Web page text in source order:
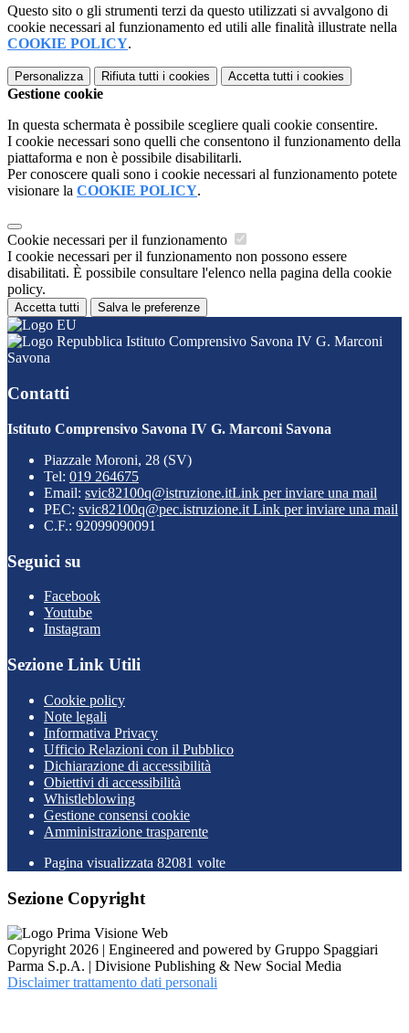
Questo sito o gli strumenti terzi da questo utilizzati si avvalgono di
cookie necessari al funzionamento ed utili alle finalità illustrate nella
COOKIE POLICY.
Personalizza Rifiuta tutti i cookies Accetta tutti i cookies
Gestione cookie
In questa schermata è possibile scegliere quali cookie consentire.
I cookie necessari sono quelli che consentono il funzionamento della
piattaforma e non è possibile disabilitarli.
Per conoscere quali sono i cookie necessari al funzionamento potete
visionare la COOKIE POLICY.
Cookie necessari per il funzionamento
I cookie necessari per il funzionamento non possono essere
disabilitati. È possibile consultare l'elenco nella pagina della cookie
policy.
Accetta tutti Salva le preferenze
Istituto Comprensivo Savona IV G. Marconi
Savona
Contatti
Istituto Comprensivo Savona IV G. Marconi Savona
Piazzale Moroni, 28 (SV)
Tel: 019 264675
Email: svic82100q@istruzione.itLink per inviare una mail
PEC: svic82100q@pec.istruzione.it Link per inviare una mail
C.F.: 92099090091
Seguici su
Facebook
Youtube
Instagram
Sezione Link Utili
Cookie policy
Note legali
Informativa Privacy
Ufficio Relazioni con il Pubblico
Dichiarazione di accessibilità
Obiettivi di accessibilità
Whistleblowing
Gestione consensi cookie
Amministrazione trasparente
Pagina visualizzata 82081 volte
Sezione Copyright
Copyright 2026 | Engineered and powered by Gruppo Spaggiari
Parma S.p.A. | Divisione Publishing & New Social Media
Disclaimer trattamento dati personali